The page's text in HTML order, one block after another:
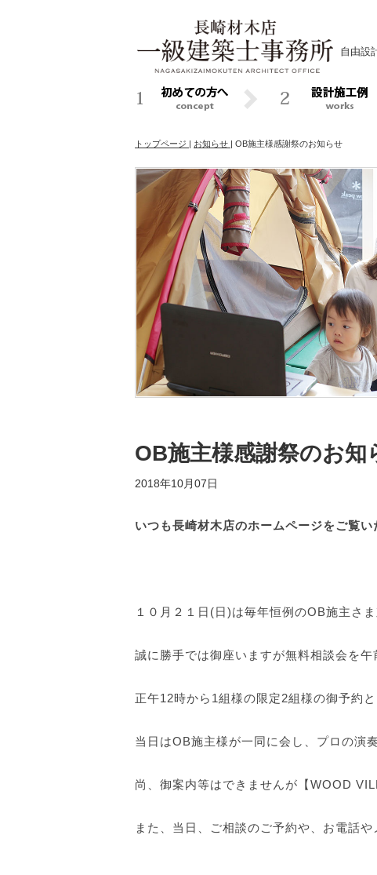
自由設
トップページ | お知らせ | OB施主様感謝祭のお知らせ
OB施主様感謝祭のお知
2018年10月07日
いつも長崎材木店のホームページをご覧
１０月２１日(日)は毎年恒例のOB施主さ
誠に勝手では御座いますが無料相談会を午
正午12時から1組様の限定2組様の御予約と
当日はOB施主様が一同に会し、プロの演
尚、御案内等はできませんが【WOOD
また、当日、ご相談のご予約や、お電話